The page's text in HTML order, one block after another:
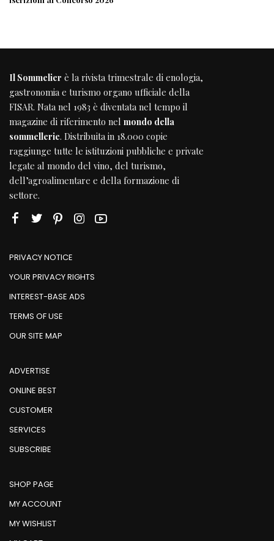
Il Sommelier è la rivista trimestrale di enologia,
gastronomia e turismo organo ufficiale della
FISAR. Nata nel 1983 è diventata nel tempo il
magazine di riferimento nel mondo della
sommellerie. Distribuita in 18.000 copie
raggiunge tutte le istituzioni pubbliche e private
legate al mondo del vino, del turismo,
dell’agroalimentare e della formazione di
settore.
PRIVACY NOTICE
YOUR PRIVACY RIGHTS
INTEREST-BASE ADS
TERMS OF USE
OUR SITE MAP
ADVERTISE
ONLINE BEST
CUSTOMER
SERVICES
SUBSCRIBE
SHOP PAGE
MY ACCOUNT
MY WISHLIST